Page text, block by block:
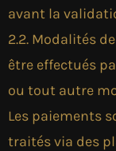
avant la
2.2. Modalités
être effectués
ou tout autre
Les paiements
traités via des